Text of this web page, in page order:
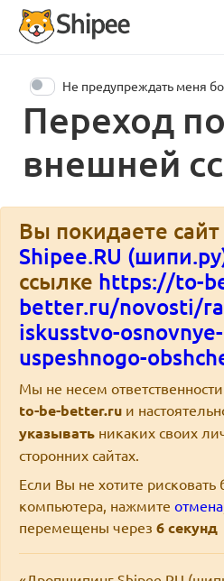
Переход по
внешней
Не предупреждать меня
Вы покидаете сайт
Shipee.RU
ссылке https://to-
better.ru/novosti/
iskusstvo-
uspeshnogo-
Мы не несем
to-be-better.ru и
указывать никаких своих
сторонних сайтах.
Если Вы не хотите рисковать
компьютера, нажмите отмена
перемещены через 6секунд